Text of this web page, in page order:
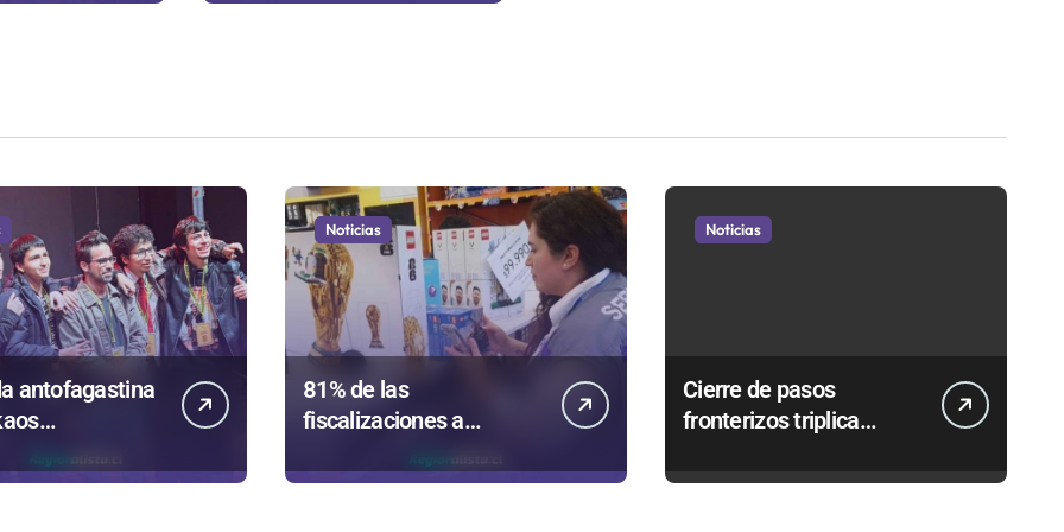
antofagastina
a la región
Noticias
81% de las
fiscalizaciones a
Antofagasta termina en
Noticias
Cierre de pasos
fronterizos triplica
importar carnes por